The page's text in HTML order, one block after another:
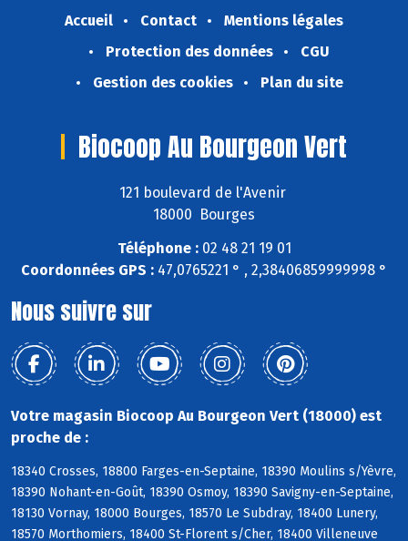
Accueil Contact
Mentions légales
Protection des données
CGU
Gestion des cookies
Plan du site
Biocoop Au Bourgeon Vert
121 boulevard de l'Avenir
18000 Bourges
Téléphone :02 48 21 19 01
Coordonnées GPS : 47,0765221 ° , 2,38406859999998 °
Nous suivre sur
Votre magasin Biocoop Au Bourgeon Vert (18000) est
proche de :
18340 Crosses, 18800 Farges-en-Septaine, 18390 Moulins s/Yèvre,
18390 Nohant-en-Goût, 18390 Osmoy, 18390 Savigny-en-Septaine,
18130 Vornay, 18000 Bourges, 18570 Le Subdray, 18400 Lunery,
18570 Morthomiers, 18400 St-Florent s/Cher, 18400 Villeneuve